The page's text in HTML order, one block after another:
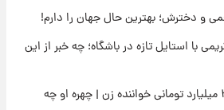
واقعی یکشنبه ۱۸ مرداد ۱۴۰۵
دخترش؛ بهترین حال جهان را دارم!
استایل تازه در باشگاه؛ چه خبر از این
جراحی زیبایی ۴۰ میلیارد تومانی خواننده زن | چهره او چه